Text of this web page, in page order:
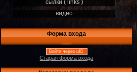
сылки ( links )
видео
Форма входа
Войти через uID
Старая форма входа